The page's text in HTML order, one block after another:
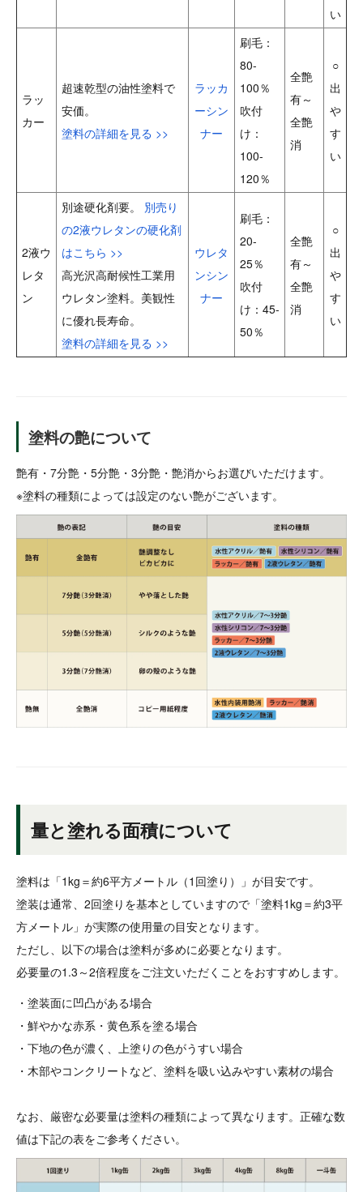
い
ラッ
カー
超速乾型の油性塗料で
安価。
塗料の詳細を見る >>
ラッカ
ーシン
ナー
刷毛：
80-
100％
吹付
け：
100-
120％
全艶
有～
全艶
消
○
出
や
す
い
2液ウ
レタ
ン
別途硬化剤要。 別売り
の2液ウレタンの硬化剤
はこちら >>
高光沢高耐候性工業用
ウレタン塗料。美観性
に優れ長寿命。
塗料の詳細を見る >>
ウレタ
ンシン
ナー
刷毛：
20-
25％
吹付
け：45-
50％
全艶
有～
全艶
消
○
出
や
す
い
塗料の艶について
艶有・7分艶・5分艶・3分艶・艶消からお選びいただけます。
※塗料の種類によっては設定のない艶がございます。
量と塗れる面積について
塗料は「1kg＝約6平方メートル（1回塗り）」が目安です。
塗装は通常、2回塗りを基本としていますので「塗料1kg＝約3平
方メートル」が実際の使用量の目安となります。
ただし、以下の場合は塗料が多めに必要となります。
必要量の1.3～2倍程度をご注文いただくことをおすすめします。
・塗装面に凹凸がある場合
・鮮やかな赤系・黄色系を塗る場合
・下地の色が濃く、上塗りの色がうすい場合
・木部やコンクリートなど、塗料を吸い込みやすい素材の場合
なお、厳密な必要量は塗料の種類によって異なります。正確な数
値は下記の表をご参考ください。